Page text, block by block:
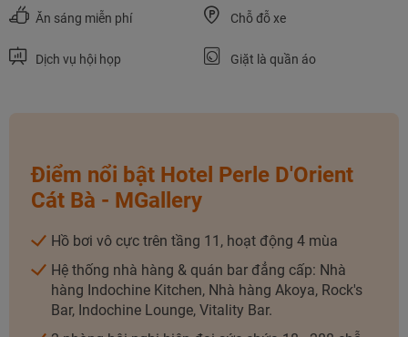
Ăn sáng miễn phí Chỗ đỗ xe
Dịch vụ hội họp Giặt là quần áo
Điểm nổi bật Hotel Perle D'Orient
Cát Bà - MGallery
Hồ bơi vô cực trên tầng 11, hoạt động 4 mùa
Hệ thống nhà hàng & quán bar đẳng cấp: Nhà
hàng Indochine Kitchen, Nhà hàng Akoya, Rock's
Bar, Indochine Lounge, Vitality Bar.
TƯ VẤN NGAY
TƯ VẤN NGAY
NHẬN ƯU ĐÃI NGAY
TƯ VẤN NGAY